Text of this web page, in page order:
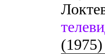
(1975)